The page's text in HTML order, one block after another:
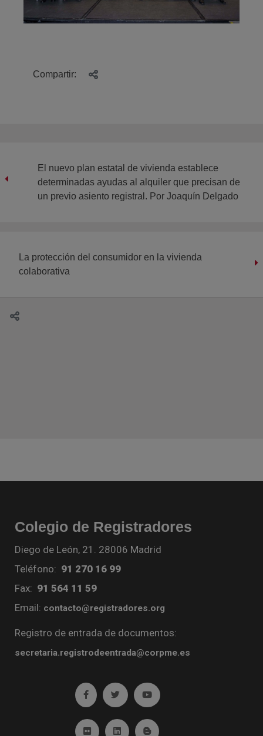
Compartir:
El nuevo plan estatal de vivienda establece
determinadas ayudas al alquiler que precisan de
un previo asiento registral. Por Joaquín Delgado
La protección del consumidor en la vivienda
colaborativa
Colegio de Registradores
Diego de León, 21. 28006 Madrid
Teléfono: 91 270 16 99
Fax: 91 564 11 59
Email: contacto@registradores.org
Registro de entrada de documentos:
secretaria.registrodeentrada@corpme.es
Ir a facebook (abre en ventana nueva)
Ir a twitter (abre en ventana nueva)
Ir a YouTube (abre en
Ir a Flickr (abre en ventana nueva)
Ir a Linkedin (abre en ventana nueva)
Ir al Blog (abre en ventana